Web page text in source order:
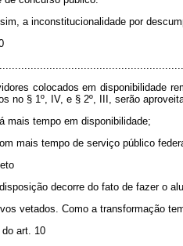
a inconstitucionalidade por
colocados em disponibilidade
no § 1º, IV, e § 2º, III, serão
mais tempo em disponibilidade;
mais tempo de serviço público
decorre do fato de fazer o
vetados. Como a transformação
do art. 10